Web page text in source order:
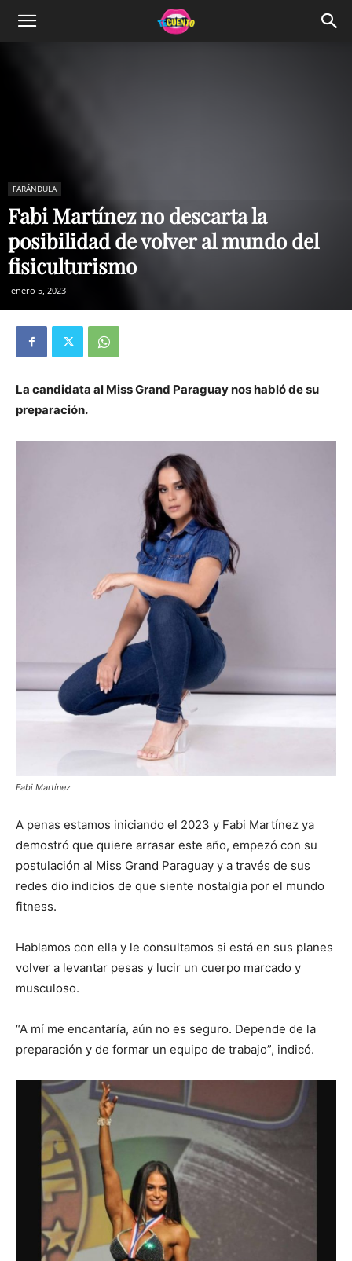
FARÁNDULA
Fabi Martínez no descarta la
posibilidad de volver al mundo del
fisiculturismo
enero 5, 2023
La candidata al Miss Grand Paraguay nos habló de su
preparación.
Fabi Martínez
A penas estamos iniciando el 2023 y Fabi Martínez ya
demostró que quiere arrasar este año, empezó con su
postulación al Miss Grand Paraguay y a través de sus
redes dio indicios de que siente nostalgia por el mundo
fitness.
Hablamos con ella y le consultamos si está en sus planes
volver a levantar pesas y lucir un cuerpo marcado y
musculoso.
“A mí me encantaría, aún no es seguro. Depende de la
preparación y de formar un equipo de trabajo”, indicó.